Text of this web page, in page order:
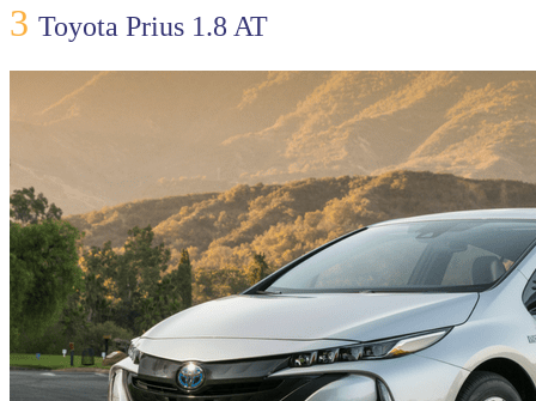
3 Toyota Prius 1.8 AT